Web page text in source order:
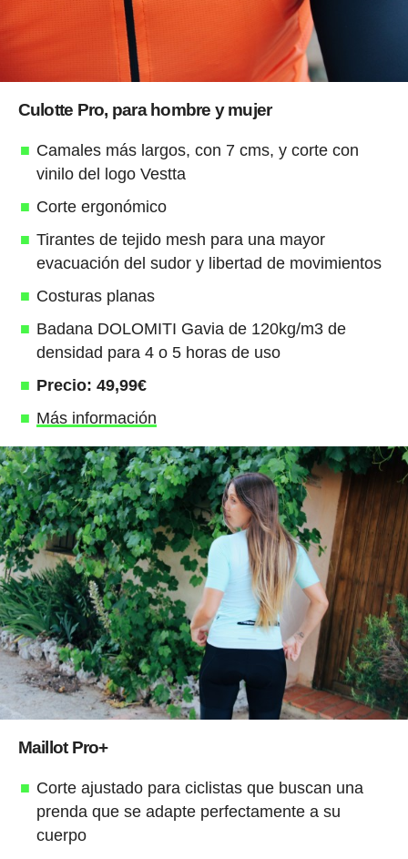
Culotte Pro, para hombre y mujer
Camales más largos, con 7 cms, y corte con
vinilo del logo Vestta
Corte ergonómico
Tirantes de tejido mesh para una mayor
evacuación del sudor y libertad de movimientos
Costuras planas
Badana DOLOMITI Gavia de 120kg/m3 de
densidad para 4 o 5 horas de uso
Precio: 49,99€
Más información
Maillot Pro+
Corte ajustado para ciclistas que buscan una
prenda que se adapte perfectamente a su
cuerpo